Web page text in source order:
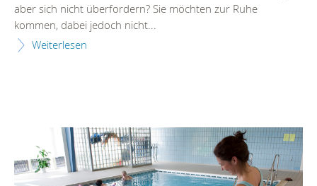
aber sich nicht überfordern? Sie möchten zur Ruhe
kommen, dabei jedoch nicht...
Weiterlesen